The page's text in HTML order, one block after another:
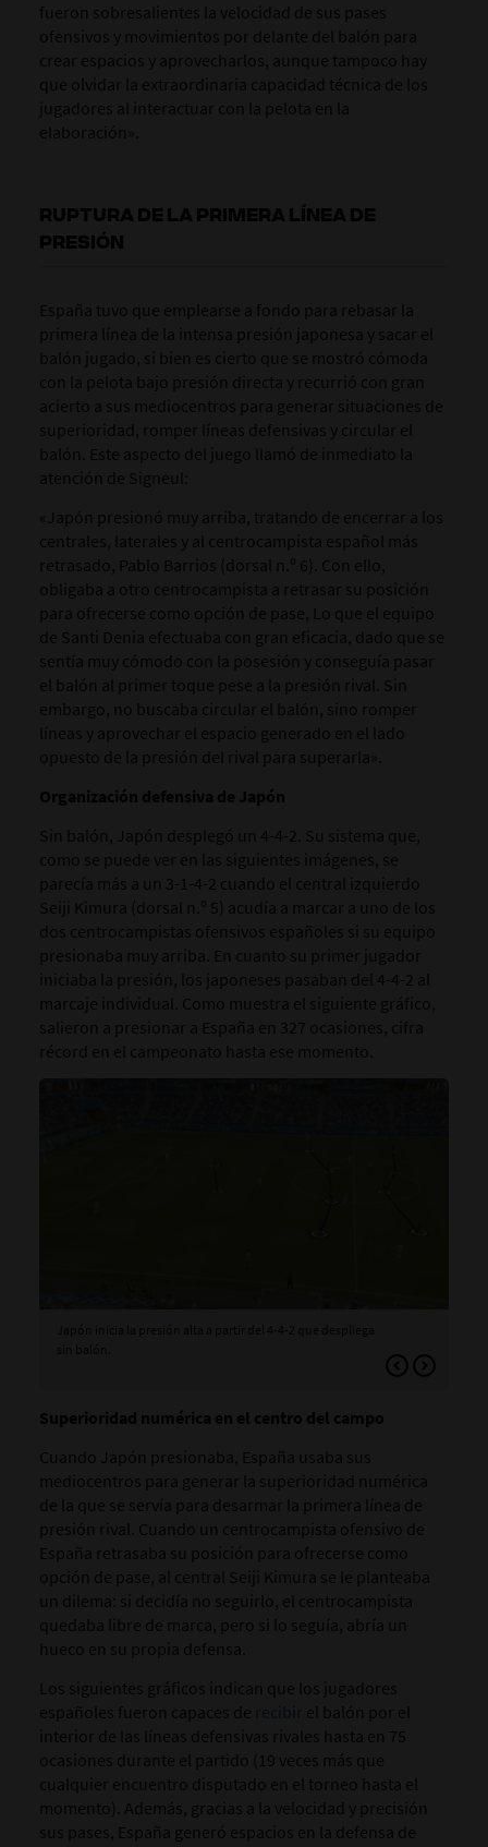
fueron sobresalientes la velocidad de sus pases
ofensivos y movimientos por delante del balón para
crear espacios y aprovecharlos, aunque tampoco hay
que olvidar la extraordinaria capacidad técnica de los
jugadores al interactuar con la pelota en la
elaboración».
RUPTURA DE LA PRIMERA LÍNEA DE
PRESIÓN
España tuvo que emplearse a fondo para rebasar la
primera línea de la intensa presión japonesa y sacar el
balón jugado, si bien es cierto que se mostró cómoda
con la pelota bajo presión directa y recurrió con gran
acierto a sus mediocentros para generar situaciones de
superioridad, romper líneas defensivas y circular el
balón. Este aspecto del juego llamó de inmediato la
atención de Signeul:
«Japón presionó muy arriba, tratando de encerrar a los
centrales, laterales y al centrocampista español más
retrasado, Pablo Barrios (dorsal n.º 6). Con ello,
obligaba a otro centrocampista a retrasar su posición
para ofrecerse como opción de pase, Lo que el equipo
de Santi Denia efectuaba con gran eficacia, dado que se
sentía muy cómodo con la posesión y conseguía pasar
el balón al primer toque pese a la presión rival. Sin
embargo, no buscaba circular el balón, sino romper
líneas y aprovechar el espacio generado en el lado
opuesto de la presión del rival para superarla».
Organización defensiva de Japón
Sin balón, Japón desplegó un 4-4-2. Su sistema que,
como se puede ver en las siguientes imágenes, se
parecía más a un 3-1-4-2 cuando el central izquierdo
Seiji Kimura (dorsal n.º 5) acudía a marcar a uno de los
dos centrocampistas ofensivos españoles si su equipo
presionaba muy arriba. En cuanto su primer jugador
iniciaba la presión, los japoneses pasaban del 4-4-2 al
marcaje individual. Como muestra el siguiente gráfico,
salieron a presionar a España en 327 ocasiones, cifra
récord en el campeonato hasta ese momento.
Superioridad numérica en el centro del campo
Cuando Japón presionaba, España usaba sus
mediocentros para generar la superioridad numérica
de la que se servía para desarmar la primera línea de
presión rival. Cuando un centrocampista ofensivo de
España retrasaba su posición para ofrecerse como
opción de pase, al central Seiji Kimura se le planteaba
un dilema: si decidía no seguirlo, el centrocampista
quedaba libre de marca, pero si lo seguía, abría un
hueco en su propia defensa.
Los siguientes gráficos indican que los jugadores
españoles fueron capaces de
el balón por el
interior de las líneas defensivas rivales hasta en 75
ocasiones durante el partido (19 veces más que
cualquier encuentro disputado en el torneo hasta el
momento). Además, gracias a la velocidad y precisión
sus pases, España generó espacios en la defensa de